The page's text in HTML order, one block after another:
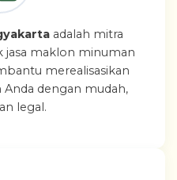
adalah mitra
jasa maklon minuman
merealisasikan
dengan mudah,
legal.